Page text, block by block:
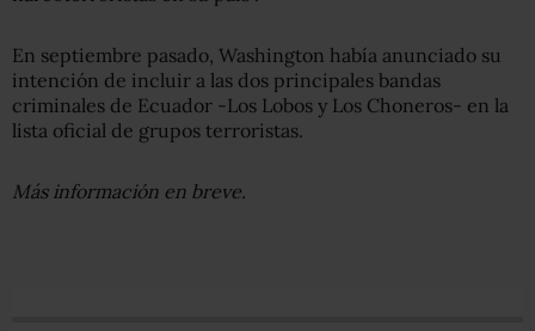
En septiembre pasado, Washington había anunciado su
intención de incluir a las dos principales bandas
criminales de Ecuador -Los Lobos y Los Choneros- en la
lista oficial de grupos terroristas.
Más información en breve.